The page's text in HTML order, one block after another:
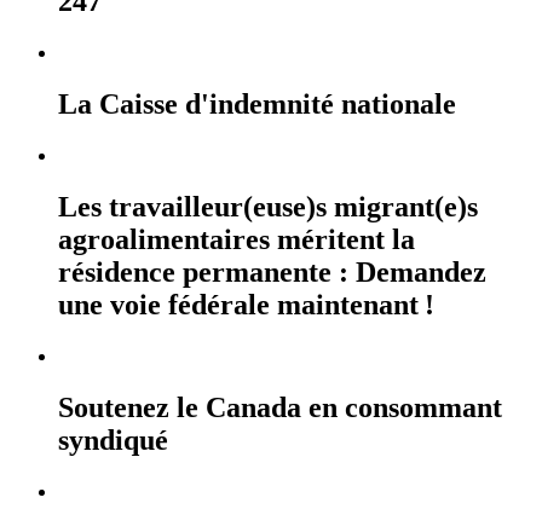
La Caisse d'indemnité nationale
Les travailleur(euse)s migrant(e)s
agroalimentaires méritent la
résidence permanente : Demandez
une voie fédérale maintenant !
Soutenez le Canada en consommant
syndiqué